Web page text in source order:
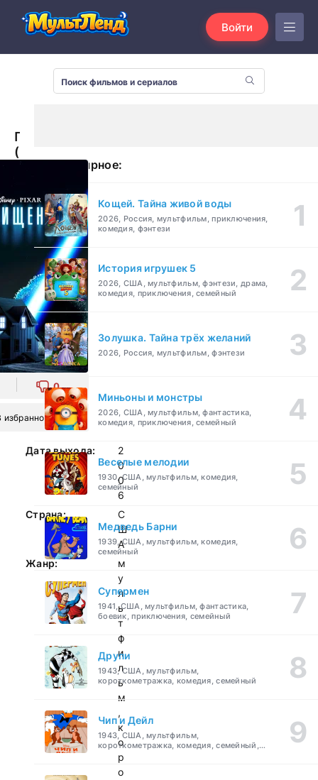
Войти
Похищение
(2006)
0
избранное
Дата выхода:
2
0
0
6
Страна:
С
Ш
А
Жанр:
м
у
л
ь
т
ф
и
л
ь
м
,
к
о
р
о
Популярное:
Кощей. Тайна живой воды
2026, Россия, мультфильм, приключения,
комедия, фэнтези
История игрушек 5
2026, США, мультфильм, фэнтези, драма,
комедия, приключения, семейный
Золушка. Тайна трёх желаний
2026, Россия, мультфильм, фэнтези
Миньоны и монстры
2026, США, мультфильм, фантастика,
комедия, приключения, семейный
Веселые мелодии
1930, США, мультфильм, комедия,
семейный
Медведь Барни
1939, США, мультфильм, комедия,
семейный
Супермен
1941, США, мультфильм, фантастика,
боевик, приключения, семейный
Друпи
1943, США, мультфильм,
короткометражка, комедия, семейный
Чип и Дейл
1943, США, мультфильм,
короткометражка, комедия, семейный,
детский